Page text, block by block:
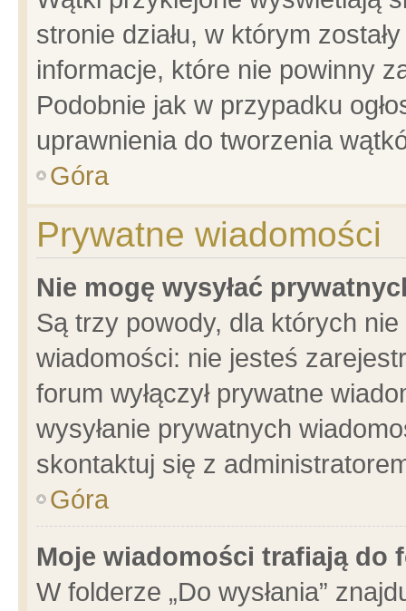
stronie działu, w którym
informacje, które nie powinny
Podobnie jak w przypadku
uprawnienia do tworzenia
Góra
Prywatne wiadomości
Nie mogę wysyłać
Są trzy powody, dla których
wiadomości: nie jesteś
forum wyłączył prywatne
wysyłanie prywatnych
skontaktuj się z
Góra
Moje wiadomości trafiają do
W folderze „Do wysłania”